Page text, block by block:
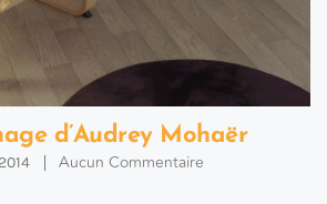
d’Audrey Mohaër
Aucun Commentaire